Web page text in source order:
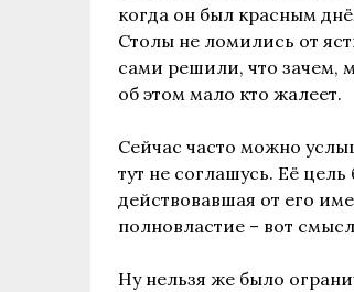
когда он был красным
Столы не ломились от
сами решили, что зачем,
об этом мало кто жалеет.
Сейчас часто можно
тут не соглашусь. Её
действовавшая от его
полновластие – вот
Ну нельзя же было